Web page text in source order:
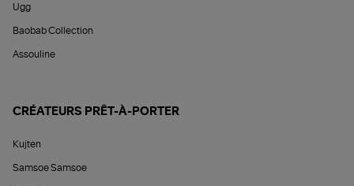
Ugg
Baobab Collection
Assouline
CRÉATEURS PRÊT-À-PORTER
Kujten
Samsoe Samsoe